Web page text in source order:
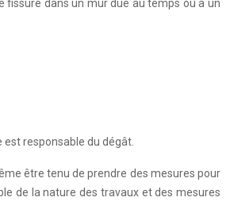
fissure dans un mur due au temps ou à un
responsable du dégât.
être tenu de prendre des mesures pour
de la nature des travaux et des mesures